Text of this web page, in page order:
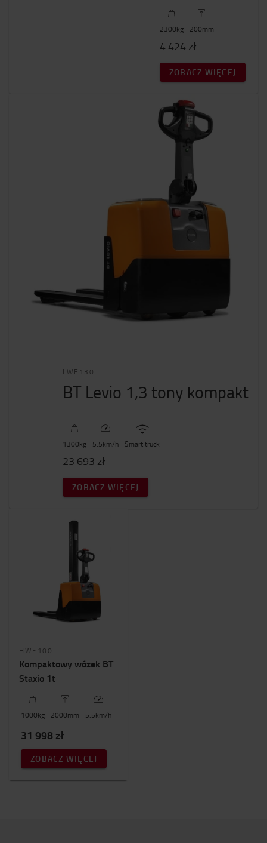
2300kg 200mm
4 424 zł
ZOBACZ WIĘCEJ
LWE130
BT Levio 1,3 tony kompakt
1300kg 5.5km/h Smart truck
23 693 zł
ZOBACZ WIĘCEJ
HWE100
Kompaktowy wózek BT
Staxio 1t
1000kg 2000mm 5.5km/h
31 998 zł
ZOBACZ WIĘCEJ